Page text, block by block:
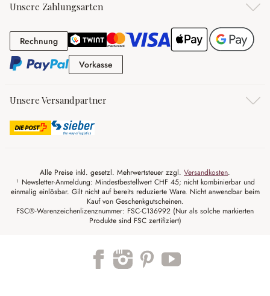
Unsere Zahlungsarten
RechnungRechnung
Vorkasse
Unsere Versandpartner
Alle Preise inkl. gesetzl. Mehrwertsteuer zzgl. Versandkosten.
¹ Newsletter-Anmeldung: Mindestbestellwert CHF 45; nicht kombinierbar und
einmalig einlösbar. Gilt nicht auf bereits reduzierte Ware. Nicht anwendbar beim
Kauf von Geschenkgutscheinen.
FSC®-Warenzeichenlizenznummer: FSC-C136992 (Nur als solche markierten
Produkte sind FSC zertifiziert)